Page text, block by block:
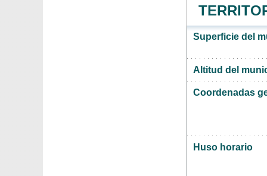
Superficie del
Altitud del
Coordenadas
Huso horario